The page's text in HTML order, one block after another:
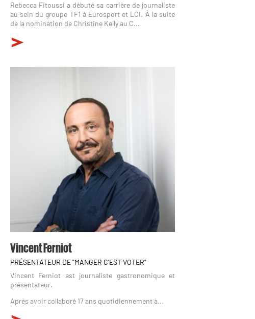
Rebecca Fitoussi a débuté sa carrière de journaliste
au sein du groupe TF1 à Eurosport et LCI. À la suite
de la nomination de Christine Kelly au C...
Vincent Ferniot
PRÉSENTATEUR DE "MANGER C'EST VOTER"
Vincent Ferniot est journaliste gastronomique et
présentateur.
Après avoir collaboré 17 ans quotidiennement à...